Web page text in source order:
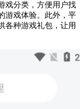
戏分类，方便用户找
游戏体验。此外，平
各种游戏礼包，让用